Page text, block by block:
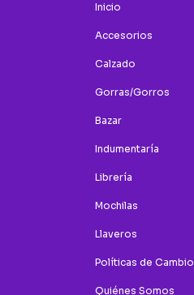
Inicio
Accesorios
Calzado
Gorras/Gorros
Bazar
Indumentaría
Librería
Mochilas
Llaveros
Políticas de Cambio
Quiénes Somos